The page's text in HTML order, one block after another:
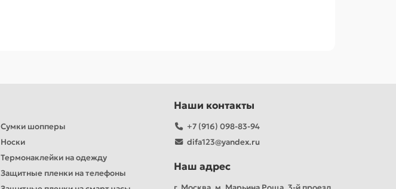
Сумки шопперы
Носки
Термонаклейки на одежду
Защитные пленки на телефоны
Наши контакты
+7 (916) 098-83-94
difa123@yandex.ru
Наш адрес